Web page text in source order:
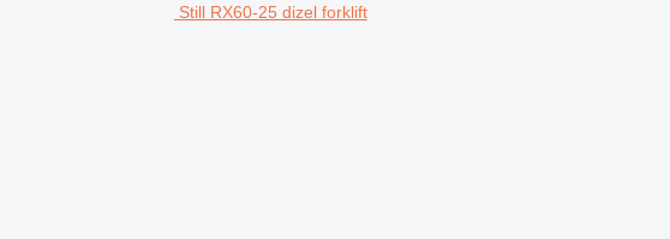
Still RX60-25 dizel forklift